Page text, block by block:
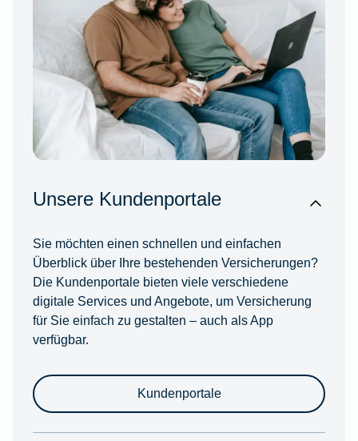
Unsere Kundenportale
Sie möchten einen schnellen und einfachen
Überblick über Ihre bestehenden Versicherungen?
Die Kundenportale bieten viele verschiedene
digitale Services und Angebote, um Versicherung
für Sie einfach zu gestalten – auch als App
verfügbar.
Kundenportale